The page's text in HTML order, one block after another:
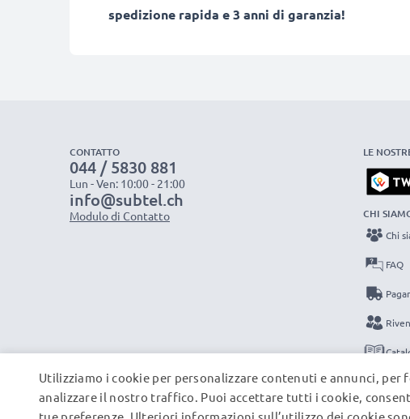
spedizione rapida e 3 anni di garanzia!
CONTATTO
044 / 5830 881
Lun - Ven: 10:00 - 21:00
info@subtel.ch
Modulo di Contatto
LE
CHI
Chi
FAQ
Utilizziamo i cookie per personalizzare contenuti e annunci,
analizzare il nostro traffico. Puoi accettare tutti i cookie,